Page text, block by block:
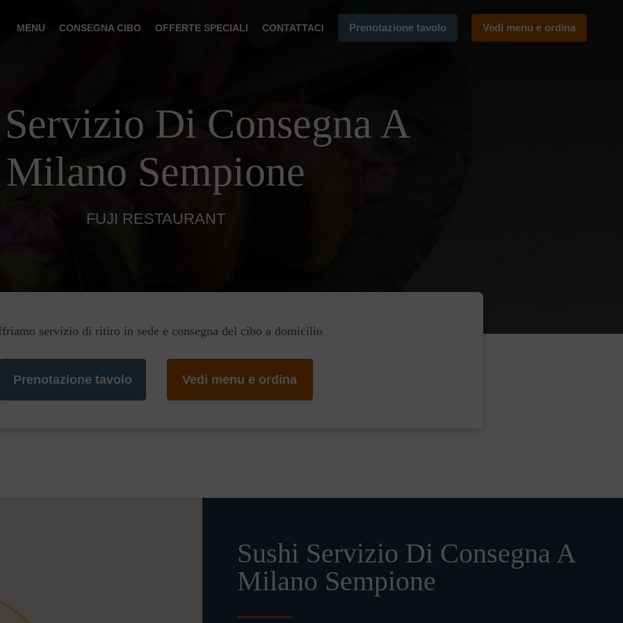
MENU CONSEGNA CIBO OFFERTE SPECIALI CONTATTACI Prenotazione tavolo Vedi menu e ordina
Di Consegna A
Milano Sempione
FUJI RESTAURANT
servizio di ritiro in sede e consegna del cibo a domicilio
Prenotazione tavolo Vedi menu e ordina
Sushi Servizio Di Consegna A
Milano Sempione